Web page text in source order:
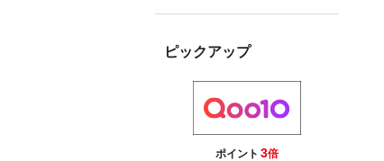
ピックアップ
ポイント 3倍